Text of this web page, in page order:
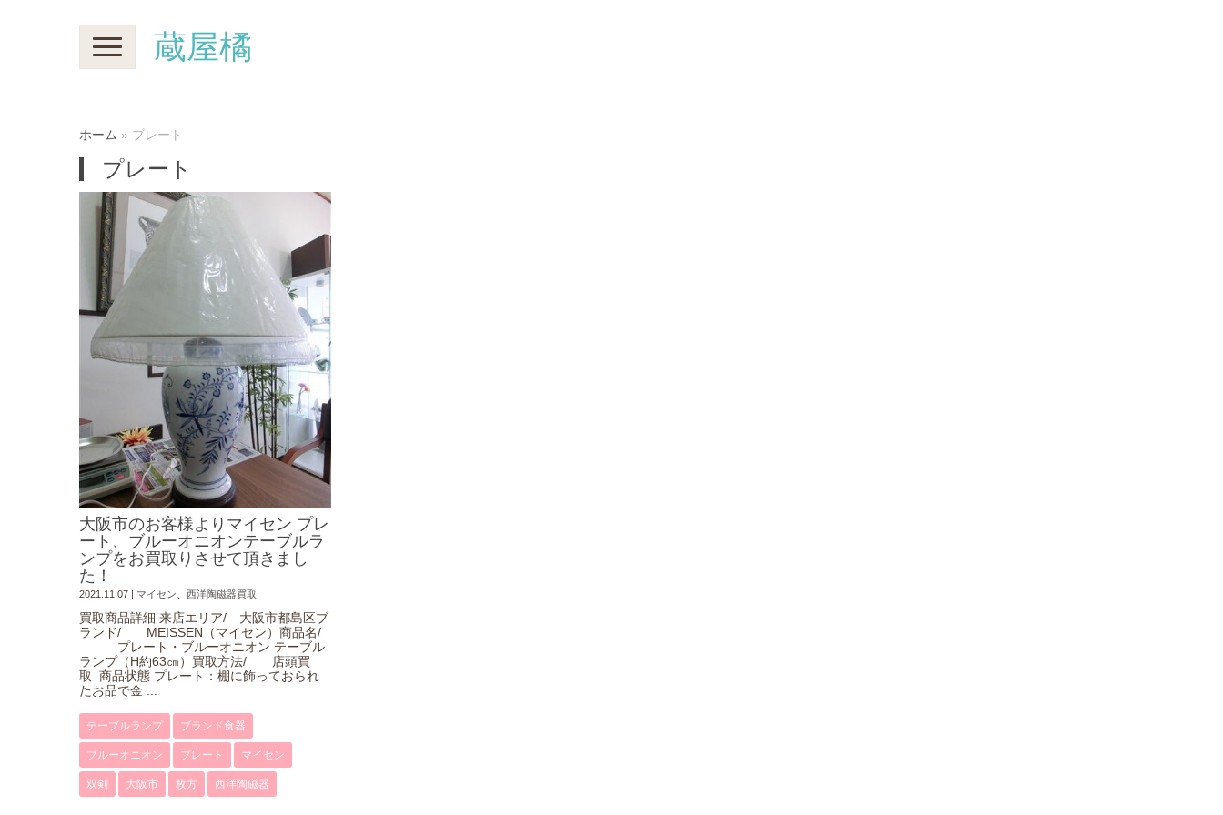
N
a
v
t
o
n
蔵屋橘
ホーム » プレート
プレート
大阪市のお客様よりマイセン プレ
ート、ブルーオニオンテーブルラ
ンプをお買取りさせて頂きまし
た！
2021.11.07 マイセン 西洋陶磁器買取
買取商品詳細 来店エリア/ 大阪市都島区ブ
ランド/ MEISSEN（マイセン）商品名/
プレート・ブルーオニオン テーブル
ランプ（H約63㎝）買取方法/ 店頭買
取 商品状態 プレート：棚に飾っておられ
たお品で金 ...
テーブルランプ ブランド食器
ブルーオニオン プレート マイセン
双剣 大阪市 枚方 西洋陶磁器